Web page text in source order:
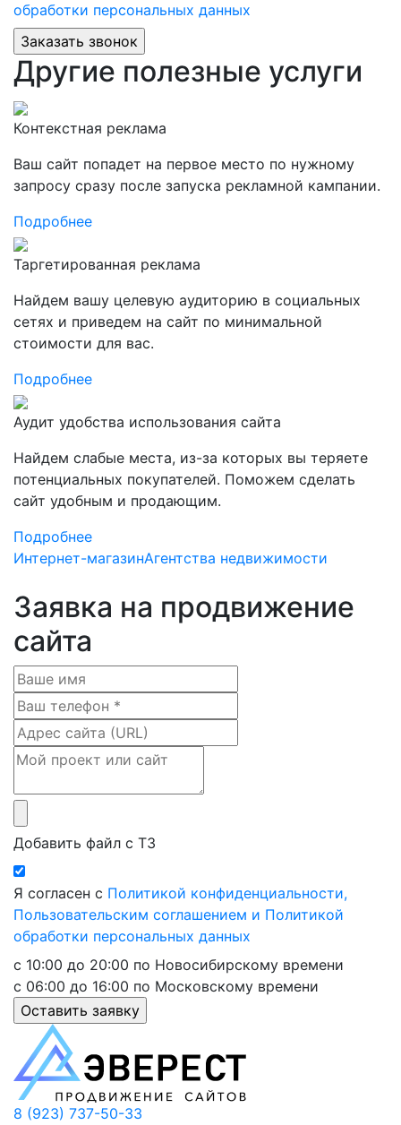
обработки персональных данных
Другие полезные услуги
Контекстная реклама
Ваш сайт попадет на первое место по нужному
запросу сразу после запуска рекламной кампании.
Подробнее
Таргетированная реклама
Найдем вашу целевую аудиторию в социальных
сетях и приведем на сайт по минимальной
стоимости для вас.
Подробнее
Аудит удобства использования сайта
Найдем слабые места, из-за которых вы теряете
потенциальных покупателей. Поможем сделать
сайт удобным и продающим.
Подробнее
Интернет-магазинАгентства недвижимости
Заявка на продвижение
сайта
Добавить файл с ТЗ
Я согласен с Политикой конфиденциальности,
Пользовательским соглашением и Политикой
обработки персональных данных
с 10:00 до 20:00 по Новосибирскому времени
с 06:00 до 16:00 по Московскому времени
8 (923) 737-50-33